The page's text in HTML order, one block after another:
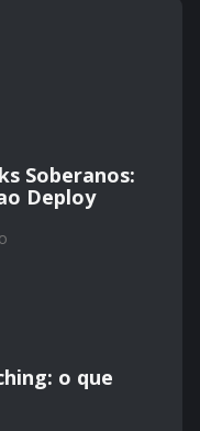
Soberanos:
Deploy
o que